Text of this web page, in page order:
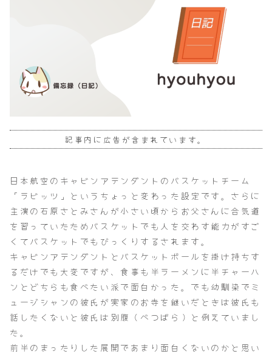
記事内に広告が含まれています。
日本航空のキャビンアテンダントのバスケットチーム
「ラビッツ」というちょっと変わった設定です。さらに
主演の石原さとみさんが小さい頃からお父さんに合気道
を習っていたためバスケットでも人を交わす能力がすご
くてバスケットでもびっくりするされます。
キャビンアテンダントとバスケットボールを掛け持ちす
るだけでも大変ですが、食事も半ラーメンに半チャーハ
ンとどちらも食べたい派で面白かった。でも幼馴染でミ
ュージシャンの彼氏が実家のお寺を継いだときは彼氏も
話したくないと彼氏は別腹（べつばら）と例えていまし
た。
前半のまったりした展開であまり面白くないのかと思い